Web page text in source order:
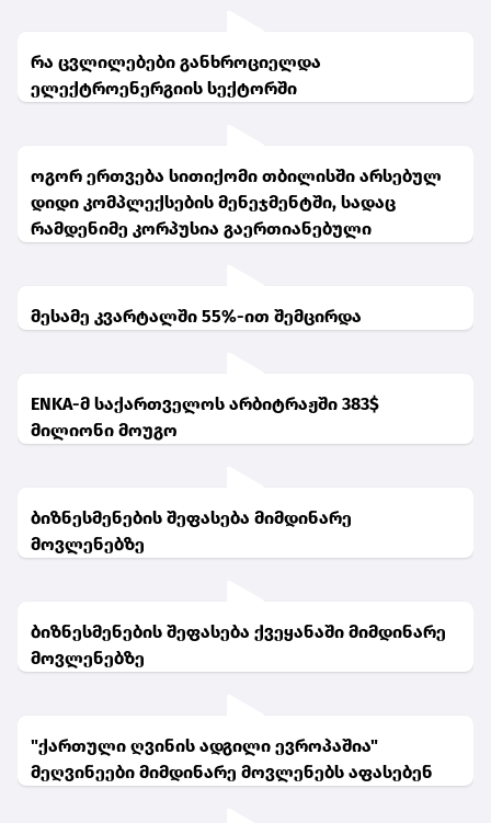
რა ცვლილებები განხროციელდა
ელექტროენერგიის სექტორში
ოგორ ერთვება სითიქომი თბილისში არსებულ
დიდი კომპლექსების მენეჯმენტში, სადაც
რამდენიმე კორპუსია გაერთიანებული
მესამე კვარტალში 55%-ით შემცირდა
ENKA-მ საქართველოს არბიტრაჟში 383$
მილიონი მოუგო
ბიზნესმენების შეფასება მიმდინარე
მოვლენებზე
ბიზნესმენების შეფასება ქვეყანაში მიმდინარე
მოვლენებზე
"ქართული ღვინის ადგილი ევროპაშია"
მეღვინეები მიმდინარე მოვლენებს აფასებენ